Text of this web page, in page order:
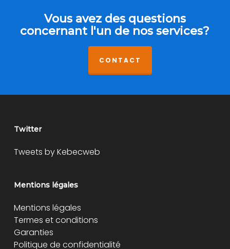
Vous avez des questions
concernant l'un de nos services?
CONTACT
Twitter
Tweets by Kebecweb
Mentions légales
Mentions légales
Termes et conditions
Garanties
Politique de confidentialité